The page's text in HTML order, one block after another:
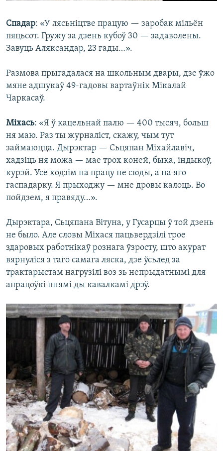
Спадар: «У лясьніцтве працую — заробак мільён
пяцьсот. Гружу за дзень кубоў 30 — задаволены.
Завуць Аляксандар, 23 гады…».
Размова прыгадалася на школьным двары, дзе ўжо
мяне адшукаў 49-гадовы вартаўнік Мікалай
Чаркасаў.
Міхась: «Я ў кацельнай палю — 400 тысяч, больш
ня маю. Раз ты журналіст, скажу, чым тут
займаюцца. Дырэктар — Сьцяпан Міхайлавіч,
хадзіць ня можа — мае трох коней, быка, індыкоў,
курэй. Усе ходзім на працу не сюды, а на яго
гаспадарку. Я прыходжу — мне дровы калоць. Во
пойдзем, я правяду…».
Дырэктара, Сьцяпана Вітуна, у Гусарцы ў той дзень
не было. Але словы Міхася пацьвердзілі трое
здаровых работнікаў рознага ўзросту, што акурат
вярнуліся з таго самага ляска, дзе ўсьлед за
трактарыстам нагрузілі воз зь непрыдатнымі для
апрацоўкі пнямі ды кавалкамі дрэў.